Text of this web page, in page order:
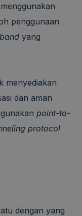
penggunaan
yang
menyediakan
dan aman
point-to-
protocol
dengan yang